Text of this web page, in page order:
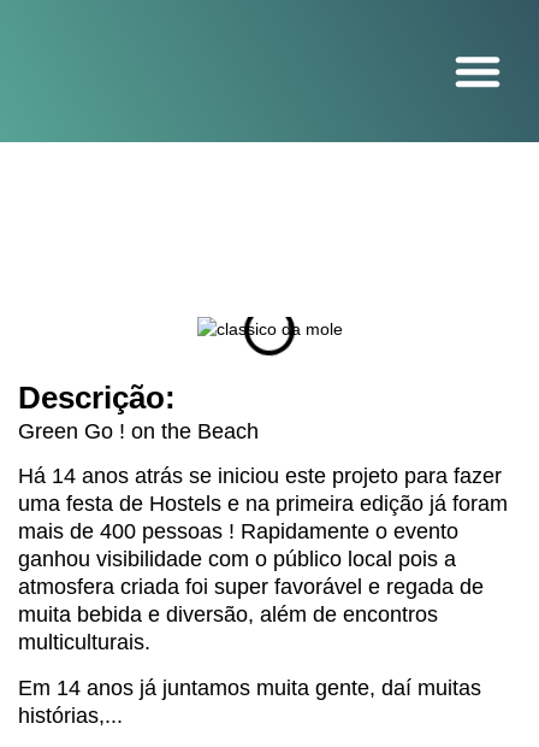
Descrição:
Green Go ! on the Beach
Há 14 anos atrás se iniciou este projeto para fazer
uma festa de Hostels e na primeira edição já foram
mais de 400 pessoas ! Rapidamente o evento
ganhou visibilidade com o público local pois a
atmosfera criada foi super favorável e regada de
muita bebida e diversão, além de encontros
multiculturais.
Em 14 anos já juntamos muita gente, daí muitas
histórias,...